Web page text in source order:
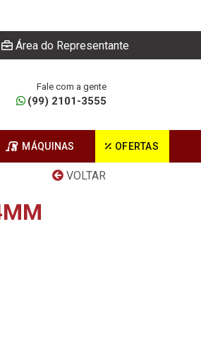
Área do Representante
Fale com a gente
(99) 2101-3555
MÁQUINAS OFERTAS
VOLTAR